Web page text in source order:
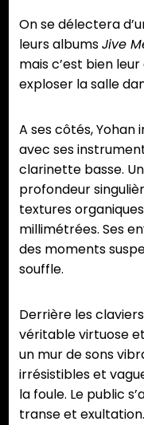
On se délectera
leurs albumsJive
mais c’est bien
exploser la salle
A ses côtés, Yohan
avec ses
clarinette basse.
profondeur
textures
millimétrées. Ses
des moments
souffle.
Derrière les
véritable virtuose
un mur de sons
irrésistibles et
la foule. Le public
transe et exultation.